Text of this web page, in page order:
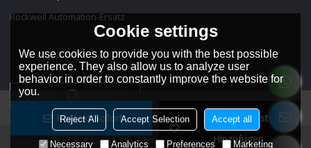
Kontakt Sofort
Zur Wunschliste
Hinzufügen
Rockwell Automation-Ersatz
Sprache:
Copyright © 2026Dongguan Dadi Electronic Technology Co., LtdSupport
Cookie settings
We use cookies to provide you with the best possible
experience. They also allow us to analyze user
behavior in order to constantly improve the website for
you.
Reject All Accept Selection Accept all
Necessary Analytics Preferences Marketing